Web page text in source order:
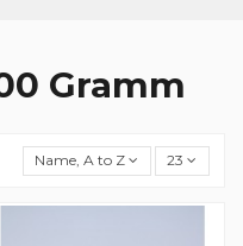
Gramm
Name, A to Z 23